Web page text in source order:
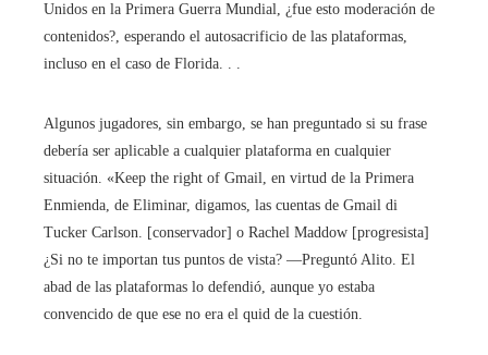
Unidos en la Primera Guerra Mundial, ¿fue esto moderación de
contenidos?, esperando el autosacrificio de las plataformas,
incluso en el caso de Florida. . .
Algunos jugadores, sin embargo, se han preguntado si su frase
debería ser aplicable a cualquier plataforma en cualquier
situación. «Keep the right of Gmail, en virtud de la Primera
Enmienda, de Eliminar, digamos, las cuentas de Gmail di
Tucker Carlson. [conservador] o Rachel Maddow [progresista]
¿Si no te importan tus puntos de vista? —Preguntó Alito. El
abad de las plataformas lo defendió, aunque yo estaba
convencido de que ese no era el quid de la cuestión.